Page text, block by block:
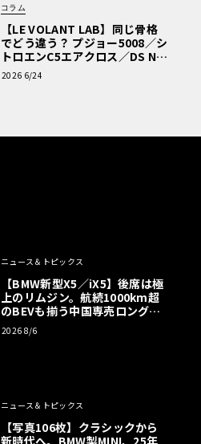
コラム
【LE VOLANT LAB】同じ骨格
でどう違う？ プジョー5008／シ
トロエンC5エアクロス／DS Nº4
読者一気乗りレポート
2026 6/24
ニュース＆トピックス
【BMW新型X5／iX5】後席は極
上のリムジン。航続1000km超
のBEVも揃う中国専売ロング仕
様の全貌
2026 8/6
ニュース＆トピックス
【写真106枚】クラシックから